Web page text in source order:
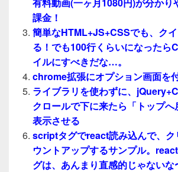
課金！
簡単なHTML+JS+CSSでも、ク
る！でも100行くらいになったら
イルにすべきだな…。
chrome拡張にオプション画面を
ライブラリを使わずに、
クロールで下に来たら「トップ
表示させる
scriptタグでreact読み込んで、ク
ウントアップするサンプル。
グは、あんまり直感的じゃないな